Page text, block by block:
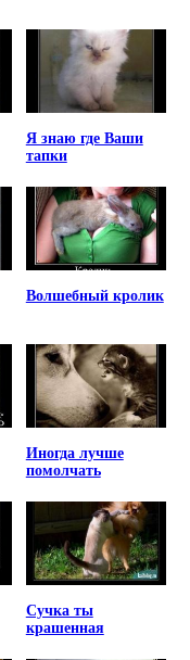
Я знаю где Ваши
тапки
Волшебный кролик
Иногда лучше
помолчать
Сучка ты
крашенная